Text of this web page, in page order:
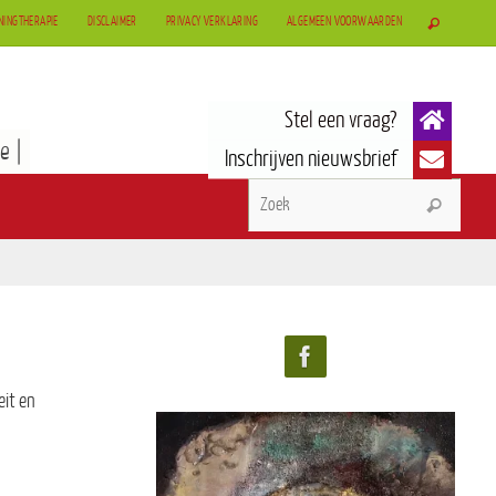
DISCLAIMER PRIVACY VERKLARING ALGEMEEN VOORWAARDEN
|
en